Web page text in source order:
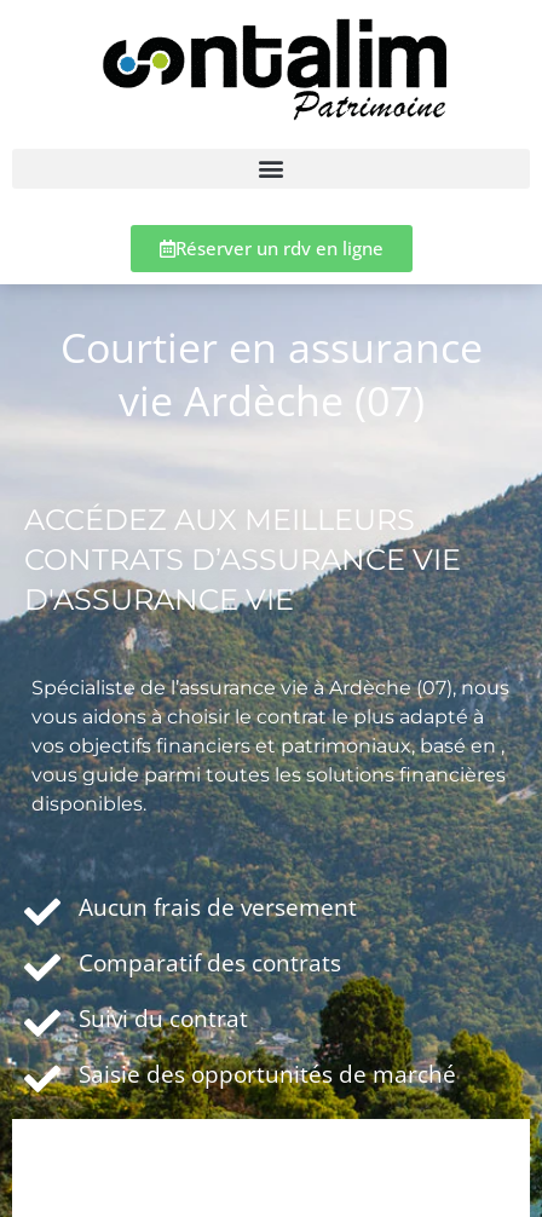
Réserver un rdv en ligne
Courtier en assurance
vie Ardèche (07)
ACCÉDEZ AUX MEILLEURS
CONTRATS D’ASSURANCE VIE
D'ASSURANCE VIE
Spécialiste de l’assurance vie à Ardèche (07), nous
vous aidons à choisir le contrat le plus adapté à
vos objectifs financiers et patrimoniaux, basé en ,
vous guide parmi toutes les solutions financières
disponibles.
Aucun frais de versement
Comparatif des contrats
Suivi du contrat
Saisie des opportunités de marché